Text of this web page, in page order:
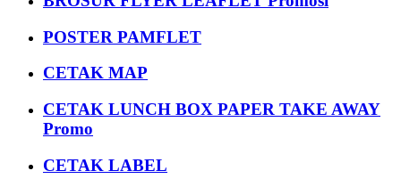
POSTER PAMFLET
CETAK MAP
CETAK LUNCH BOX PAPER TAKE AWAY
Promo
CETAK LABEL